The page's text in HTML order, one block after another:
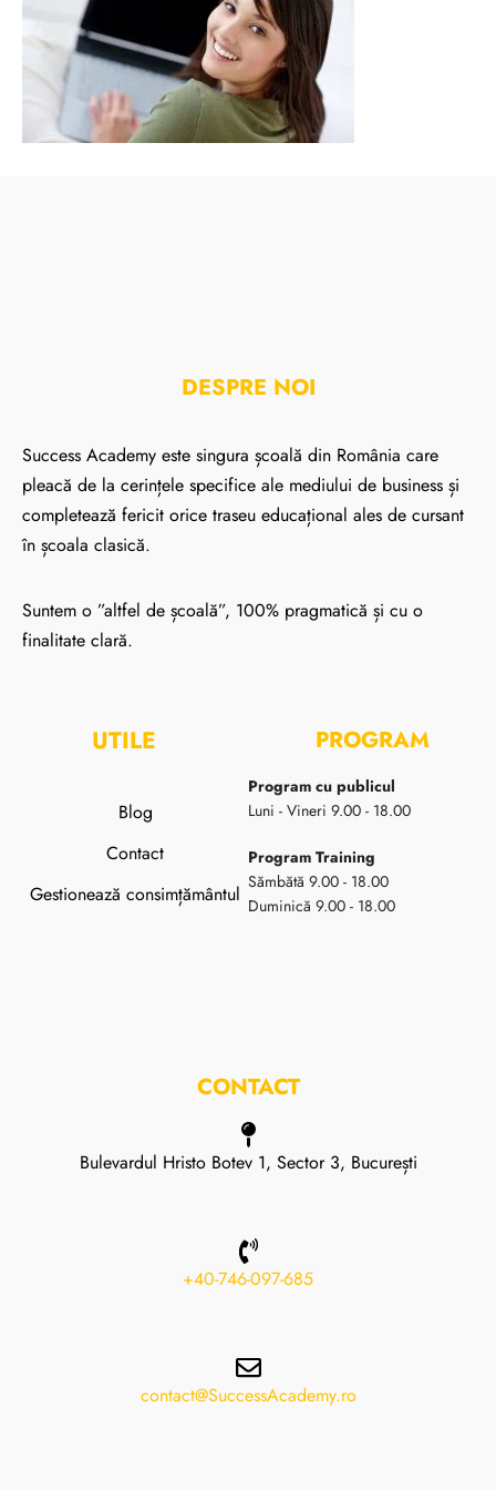
DESPRE NOI
Success Academy este singura școală din România care
pleacă de la cerințele specifice ale mediului de business și
completează fericit orice traseu educațional ales de cursant
în școala clasică.
Suntem o ”altfel de școală”, 100% pragmatică și cu o
finalitate clară.
UTILE
Blog
Contact
Gestionează consimțământul
PROGRAM
Program cu publicul
Luni - Vineri 9.00 - 18.00
Program Training
Sămbătă 9.00 - 18.00
Duminică 9.00 - 18.00
CONTACT
Bulevardul Hristo Botev 1, Sector 3, București
+40-746-097-685
contact@SuccessAcademy.ro